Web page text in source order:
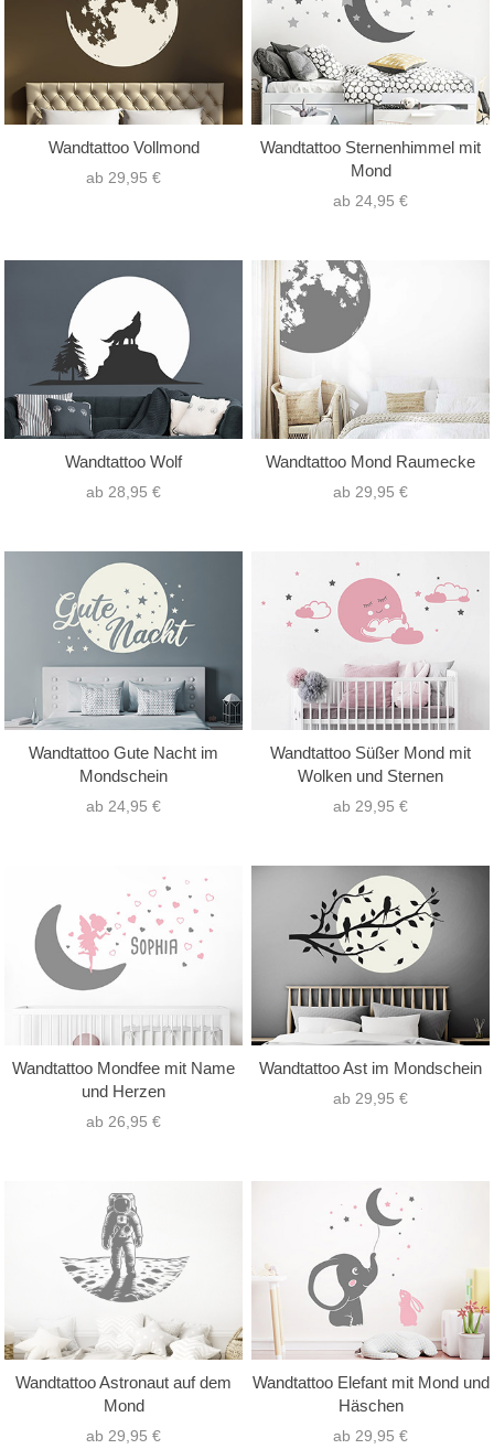
Wandtattoo Vollmond
ab 29,95 €
Wandtattoo Sternenhimmel mit
Mond
ab 24,95 €
Wandtattoo Wolf
ab 28,95 €
Wandtattoo Mond Raumecke
ab 29,95 €
Wandtattoo Gute Nacht im
Mondschein
ab 24,95 €
Wandtattoo Süßer Mond mit
Wolken und Sternen
ab 29,95 €
Wandtattoo Mondfee mit Name
und Herzen
ab 26,95 €
Wandtattoo Ast im Mondschein
ab 29,95 €
Wandtattoo Astronaut auf dem
Mond
ab 29,95 €
Wandtattoo Elefant mit Mond und
Häschen
ab 29,95 €